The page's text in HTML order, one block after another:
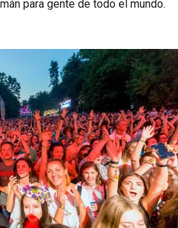
para gente de todo el mundo.